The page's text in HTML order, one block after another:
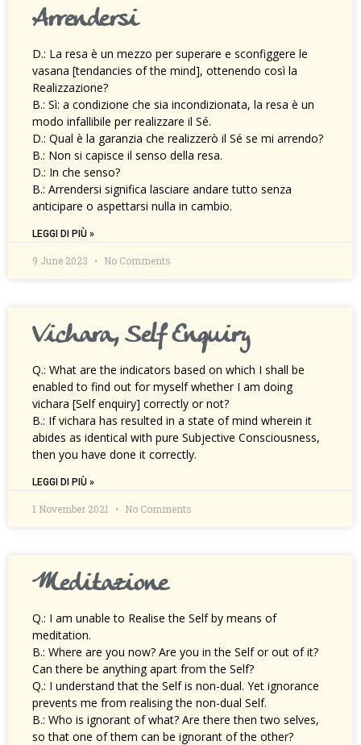
Arrendersi
D.: La resa è un mezzo per superare e sconfiggere le
vasana [tendancies of the mind], ottenendo così la
Realizzazione?
B.: Sì: a condizione che sia incondizionata, la resa è un
modo infallibile per realizzare il Sé.
D.: Qual è la garanzia che realizzerò il Sé se mi arrendo?
B.: Non si capisce il senso della resa.
D.: In che senso?
B.: Arrendersi significa lasciare andare tutto senza
anticipare o aspettarsi nulla in cambio.
LEGGI DI PIÙ »
9 June 2023 No Comments
Vichara, Self Enquiry
Q.: What are the indicators based on which I shall be
enabled to find out for myself whether I am doing
vichara [Self enquiry] correctly or not?
B.: If vichara has resulted in a state of mind wherein it
abides as identical with pure Subjective Consciousness,
then you have done it correctly.
LEGGI DI PIÙ »
1 November 2021 No Comments
Meditazione
Q.: I am unable to Realise the Self by means of
meditation.
B.: Where are you now? Are you in the Self or out of it?
Can there be anything apart from the Self?
Q.: I understand that the Self is non-dual. Yet ignorance
prevents me from realising the non-dual Self.
B.: Who is ignorant of what? Are there then two selves,
so that one of them can be ignorant of the other?